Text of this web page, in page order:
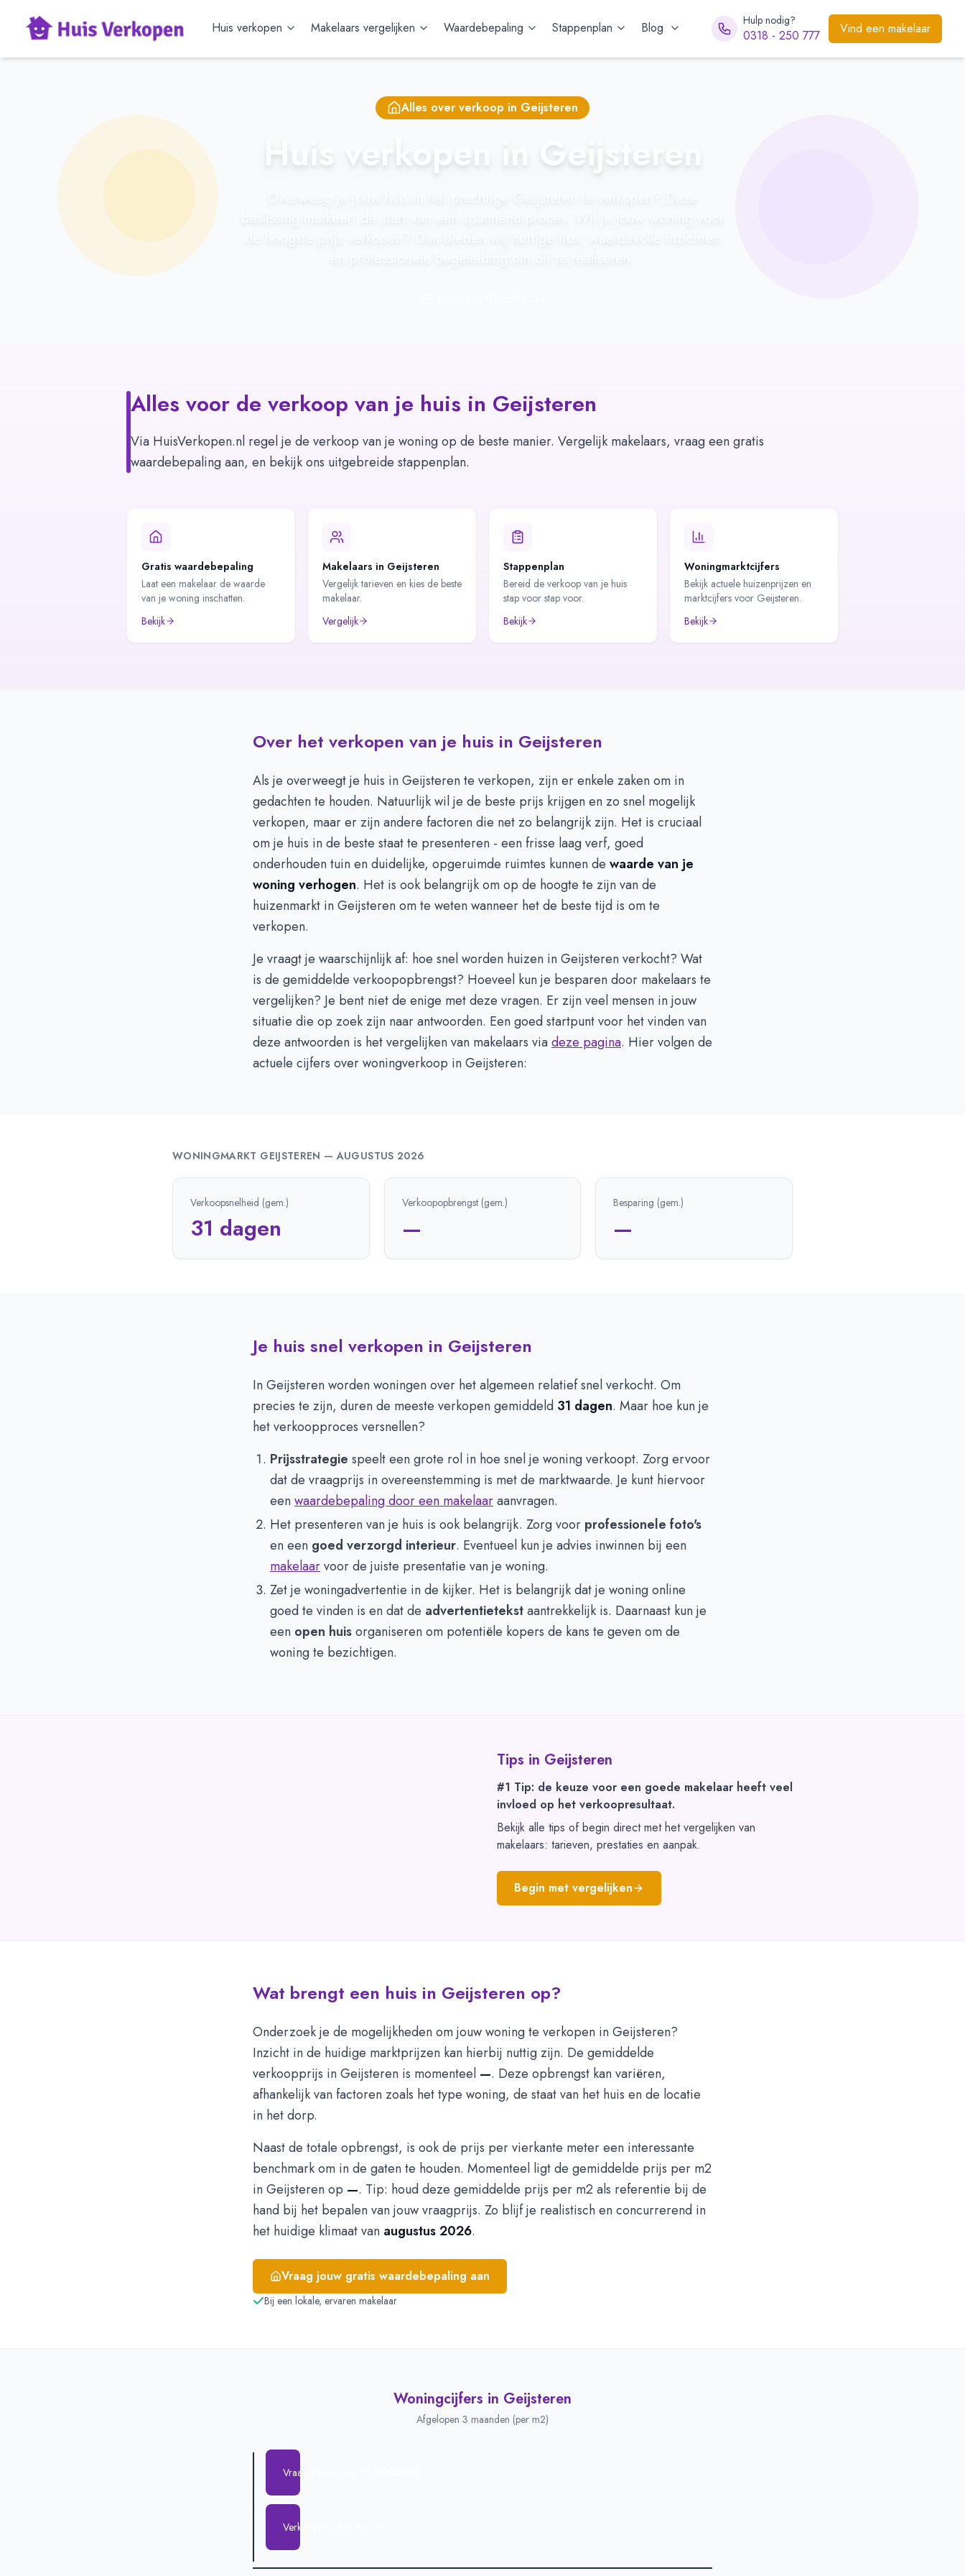
Huis verkopen Makelaars vergelijken Waardebepaling Stappenplan Blog Hulp nodig?
0318 - 250 777 Vind een makelaar
Alles over verkoop in Geijsteren
Huis verkopen in Geijsteren
Alles voor de verkoop van je huis in Geijsteren
Via HuisVerkopen.nl regel je de verkoop van je woning op de beste manier. Vergelijk makelaars, vraag een gratis
waardebepaling aan, en bekijk ons uitgebreide stappenplan.
Gratis waardebepaling
Laat een makelaar de waarde
van je woning inschatten.
Bekijk
Makelaars in Geijsteren
Vergelijk tarieven en kies de beste
makelaar.
Vergelijk
Stappenplan
Bereid de verkoop van je huis
stap voor stap voor.
Bekijk
Woningmarktcijfers
Bekijk actuele huizenprijzen en
marktcijfers voor Geijsteren.
Bekijk
Over het verkopen van je huis in Geijsteren
Als je overweegt je huis in Geijsteren te verkopen, zijn er enkele zaken om in
gedachten te houden. Natuurlijk wil je de beste prijs krijgen en zo snel mogelijk
verkopen, maar er zijn andere factoren die net zo belangrijk zijn. Het is cruciaal
om je huis in de beste staat te presenteren - een frisse laag verf, goed
onderhouden tuin en duidelijke, opgeruimde ruimtes kunnen de waarde van je
woning verhogen. Het is ook belangrijk om op de hoogte te zijn van de
huizenmarkt in Geijsteren om te weten wanneer het de beste tijd is om te
verkopen.
Je vraagt je waarschijnlijk af: hoe snel worden huizen in Geijsteren verkocht? Wat
is de gemiddelde verkoopopbrengst? Hoeveel kun je besparen door makelaars te
vergelijken? Je bent niet de enige met deze vragen. Er zijn veel mensen in jouw
situatie die op zoek zijn naar antwoorden. Een goed startpunt voor het vinden van
deze antwoorden is het vergelijken van makelaars viadeze pagina. Hier volgen de
actuele cijfers over woningverkoop in Geijsteren:
WONINGMARKT GEIJSTEREN —AUGUSTUS 2026
Verkoopsnelheid (gem.)
31 dagen
Verkoopopbrengst (gem.)
—
Besparing (gem.)
—
Je huis snel verkopen in Geijsteren
In Geijsteren worden woningen over het algemeen relatief snel verkocht. Om
precies te zijn, duren de meeste verkopen gemiddeld 31 dagen. Maar hoe kun je
het verkoopproces versnellen?
Prijsstrategie speelt een grote rol in hoe snel je woning verkoopt. Zorg ervoor
dat de vraagprijs in overeenstemming is met de marktwaarde. Je kunt hiervoor
eenwaardebepaling door een makelaaraanvragen.
Het presenteren van je huis is ook belangrijk. Zorg voor professionele foto's
en een goed verzorgd interieur. Eventueel kun je advies inwinnen bij een
makelaarvoor de juiste presentatie van je woning.
Zet je woningadvertentie in de kijker. Het is belangrijk dat je woning online
goed te vinden is en dat de advertentietekstaantrekkelijk is. Daarnaast kun je
een open huisorganiseren om potentiële kopers de kans te geven om de
woning te bezichtigen.
Tips in Geijsteren
#1 Tip: de keuze voor een goede makelaar heeft veel
invloed op het verkoopresultaat.
Bekijk alle tips of begin direct met het vergelijken van
makelaars: tarieven, prestaties en aanpak.
Begin met vergelijken
Wat brengt een huis in Geijsteren op?
Onderzoek je de mogelijkheden om jouw woning te verkopen in Geijsteren?
Inzicht in de huidige marktprijzen kan hierbij nuttig zijn. De gemiddelde
verkoopprijs in Geijsteren is momenteel —. Deze opbrengst kan variëren,
afhankelijk van factoren zoals het type woning, de staat van het huis en de locatie
in het dorp.
Naast de totale opbrengst, is ook de prijs per vierkante meter een interessante
benchmark om in de gaten te houden. Momenteel ligt de gemiddelde prijs per m2
in Geijsteren op —. Tip: houd deze gemiddelde prijs per m2 als referentie bij de
hand bij het bepalen van jouw vraagprijs. Zo blijf je realistisch en concurrerend in
het huidige klimaat van augustus 2026.
Vraag jouw gratis waardebepaling aan
Bij een lokale, ervaren makelaar
Woningcijfers in Geijsteren
Afgelopen 3 maanden (per m2)
Vraagprijs per m2
Verkoopprijs per m2